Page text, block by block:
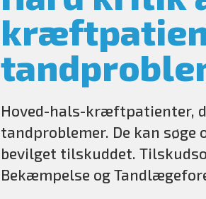
Hoved-hals-kræftpatienter,
tandproblemer. De kan
bevilget tilskuddet.
Bekæmpelse og